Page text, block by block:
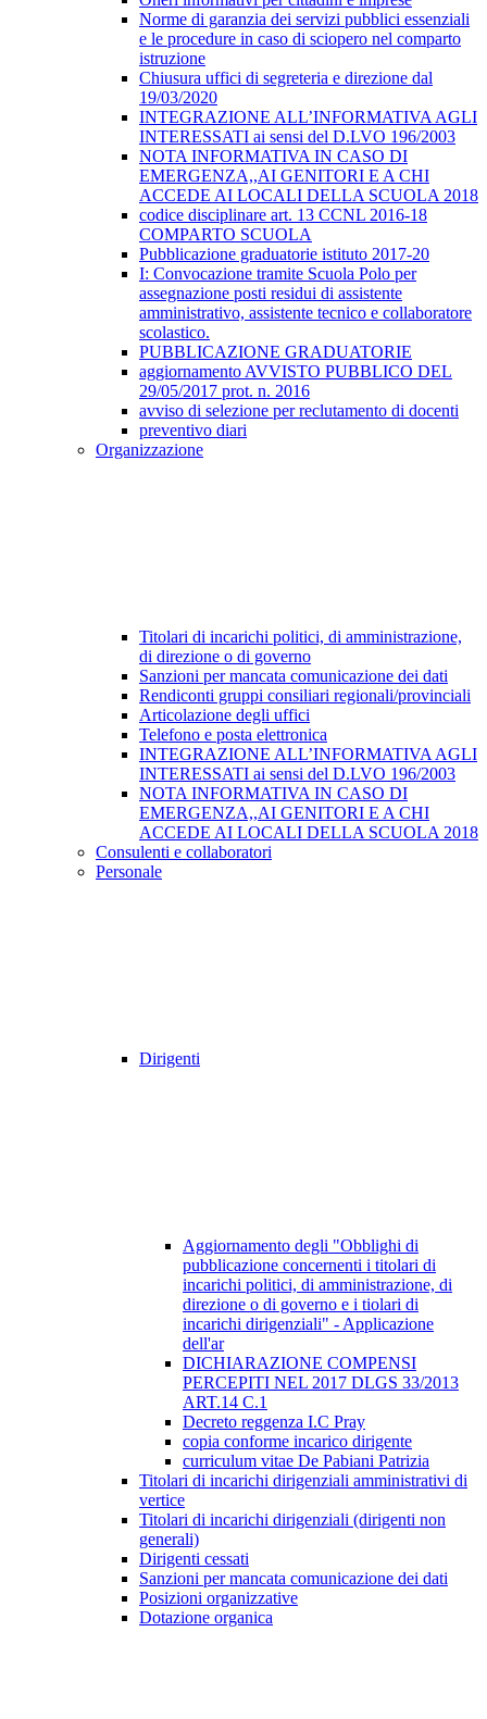
Norme di garanzia dei servizi pubblici essenziali
e le procedure in caso di sciopero nel comparto
istruzione
Chiusura uffici di segreteria e direzione dal
19/03/2020
INTEGRAZIONE ALL’INFORMATIVA AGLI
INTERESSATI ai sensi del D.LVO 196/2003
NOTA INFORMATIVA IN CASO DI
EMERGENZA,,AI GENITORI E A CHI
ACCEDE AI LOCALI DELLA SCUOLA 2018
codice disciplinare art. 13 CCNL 2016-18
COMPARTO SCUOLA
Pubblicazione graduatorie istituto 2017-20
I: Convocazione tramite Scuola Polo per
assegnazione posti residui di assistente
amministrativo, assistente tecnico e collaboratore
scolastico.
PUBBLICAZIONE GRADUATORIE
aggiornamento AVVISTO PUBBLICO DEL
29/05/2017 prot. n. 2016
avviso di selezione per reclutamento di docenti
preventivo diari
Organizzazione
Titolari di incarichi politici, di amministrazione,
di direzione o di governo
Sanzioni per mancata comunicazione dei dati
Rendiconti gruppi consiliari regionali/provinciali
Articolazione degli uffici
Telefono e posta elettronica
INTEGRAZIONE ALL’INFORMATIVA AGLI
INTERESSATI ai sensi del D.LVO 196/2003
NOTA INFORMATIVA IN CASO DI
EMERGENZA,,AI GENITORI E A CHI
ACCEDE AI LOCALI DELLA SCUOLA 2018
Consulenti e collaboratori
Personale
Dirigenti
Aggiornamento degli "Obblighi di
pubblicazione concernenti i titolari di
incarichi politici, di amministrazione, di
direzione o di governo e i tiolari di
incarichi dirigenziali" - Applicazione
dell'ar
DICHIARAZIONE COMPENSI
PERCEPITI NEL 2017 DLGS 33/2013
ART.14 C.1
Decreto reggenza I.C Pray
copia conforme incarico dirigente
curriculum vitae De Pabiani Patrizia
Titolari di incarichi dirigenziali amministrativi di
vertice
Titolari di incarichi dirigenziali (dirigenti non
generali)
Dirigenti cessati
Sanzioni per mancata comunicazione dei dati
Posizioni organizzative
Dotazione organica